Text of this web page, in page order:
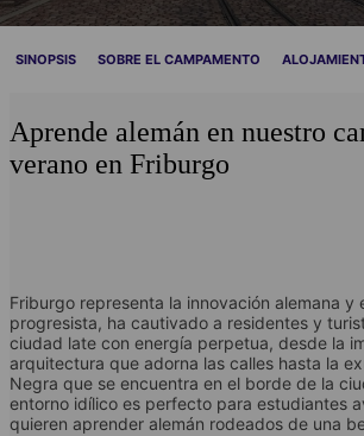
SINOPSIS SOBRE EL CAMPAMENTO
Aprende alemán en nuestro
verano en Friburgo
Friburgo representa la innovación alemana y
progresista, ha cautivado a residentes y
ciudad late con energía perpetua, desde la
arquitectura que adorna las calles hasta la
Negra que se encuentra en el borde de la
entorno idílico es perfecto para estudiantes
quieren aprender alemán rodeados de una